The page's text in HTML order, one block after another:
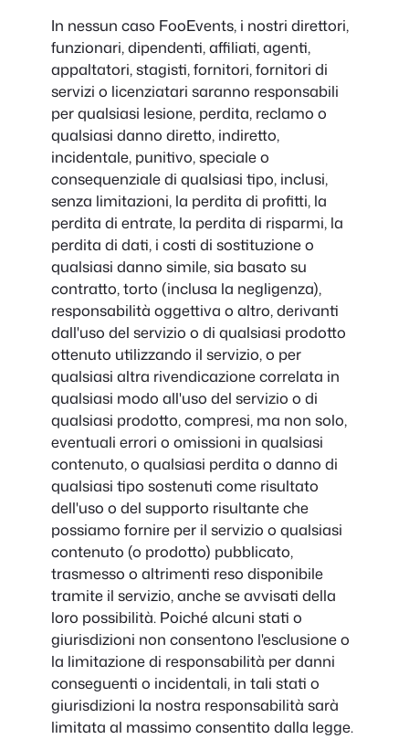
In nessun caso FooEvents, i nostri direttori,
funzionari, dipendenti, affiliati, agenti,
appaltatori, stagisti, fornitori, fornitori di
servizi o licenziatari saranno responsabili
per qualsiasi lesione, perdita, reclamo o
qualsiasi danno diretto, indiretto,
incidentale, punitivo, speciale o
consequenziale di qualsiasi tipo, inclusi,
senza limitazioni, la perdita di profitti, la
perdita di entrate, la perdita di risparmi, la
perdita di dati, i costi di sostituzione o
qualsiasi danno simile, sia basato su
contratto, torto (inclusa la negligenza),
responsabilità oggettiva o altro, derivanti
dall'uso del servizio o di qualsiasi prodotto
ottenuto utilizzando il servizio, o per
qualsiasi altra rivendicazione correlata in
qualsiasi modo all'uso del servizio o di
qualsiasi prodotto, compresi, ma non solo,
eventuali errori o omissioni in qualsiasi
contenuto, o qualsiasi perdita o danno di
qualsiasi tipo sostenuti come risultato
dell'uso o del supporto risultante che
possiamo fornire per il servizio o qualsiasi
contenuto (o prodotto) pubblicato,
trasmesso o altrimenti reso disponibile
tramite il servizio, anche se avvisati della
loro possibilità. Poiché alcuni stati o
giurisdizioni non consentono l'esclusione o
la limitazione di responsabilità per danni
conseguenti o incidentali, in tali stati o
giurisdizioni la nostra responsabilità sarà
limitata al massimo consentito dalla legge.